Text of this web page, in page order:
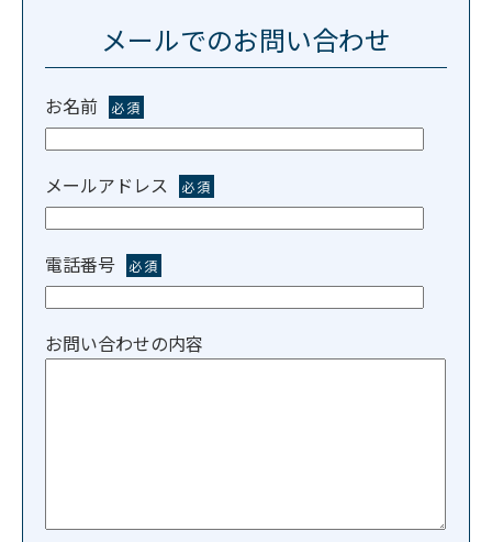
メールでのお問い合わせ
お名前 必須
メールアドレス 必須
電話番号 必須
お問い合わせの内容